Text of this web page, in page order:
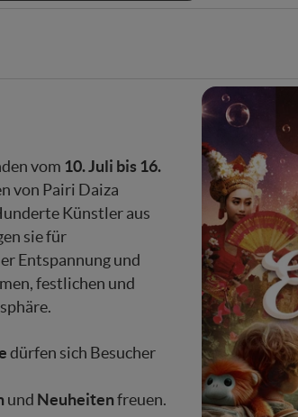
vom 10. Juli bis 16.
von Pairi Daiza
Künstler aus
sie für
Entspannung und
festlichen und
dürfen sich Besucher
und Neuheitenfreuen.